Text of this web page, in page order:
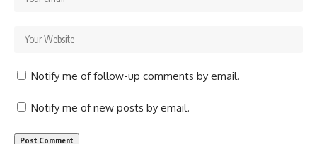
Notify me of follow-up comments by email.
Notify me of new posts by email.